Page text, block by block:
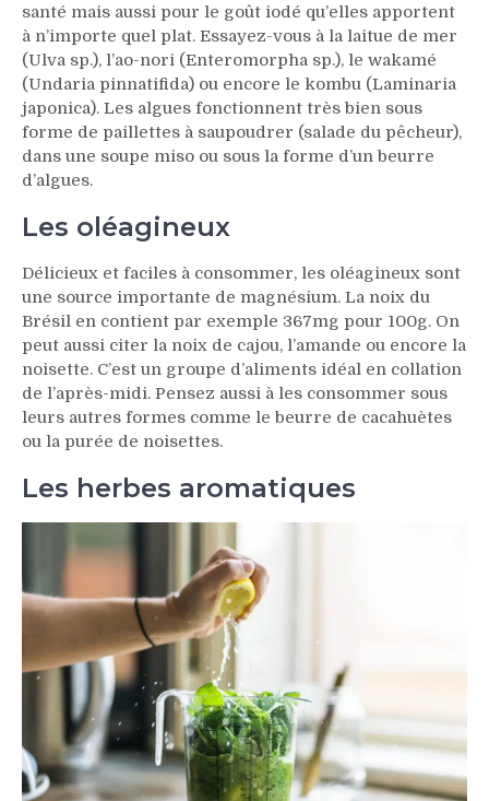
santé mais aussi pour le goût iodé qu’elles apportent
à n’importe quel plat. Essayez-vous à la laitue de mer
(Ulva sp.), l’ao-nori (Enteromorpha sp.), le wakamé
(Undaria pinnatifida) ou encore le kombu (Laminaria
japonica). Les algues fonctionnent très bien sous
forme de paillettes à saupoudrer (salade du pêcheur),
dans une soupe miso ou sous la forme d’un beurre
d’algues.
Les oléagineux
Délicieux et faciles à consommer, les oléagineux sont
une source importante de magnésium. La noix du
Brésil en contient par exemple 367mg pour 100g. On
peut aussi citer la noix de cajou, l’amande ou encore la
noisette. C’est un groupe d’aliments idéal en collation
de l’après-midi. Pensez aussi à les consommer sous
leurs autres formes comme le beurre de cacahuètes
ou la purée de noisettes.
Les herbes aromatiques